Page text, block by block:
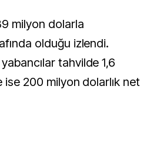
milyon dolarla
olduğu izlendi.
tahvilde 1,6
200 milyon dolarlık net